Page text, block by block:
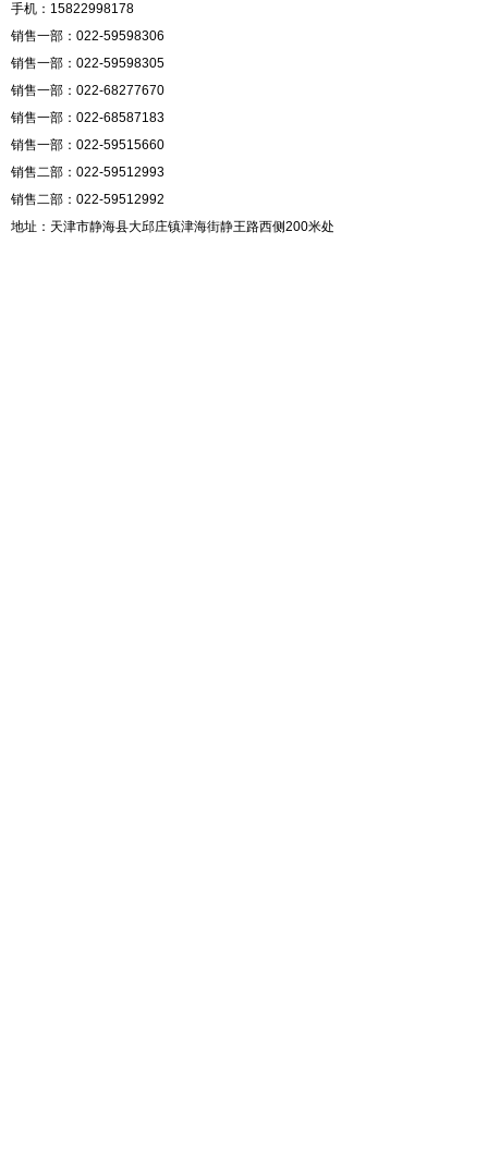
手机：15822998178
销售一部：022-59598306
销售一部：022-59598305
销售一部：022-68277670
销售一部：022-68587183
销售一部：022-59515660
销售二部：022-59512993
销售二部：022-59512992
地址：天津市静海县大邱庄镇津海街静王路西侧200米处